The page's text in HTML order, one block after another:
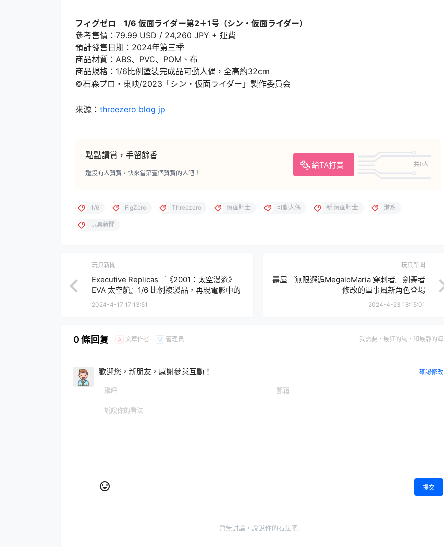
フィグゼロ 1/6 仮面ライダー第2＋1号（シン・仮面ライダー）
參考售價：79.99 USD / 24,260 JPY + 運費
預計發售日期：2024年第三季
商品材質：ABS、PVC、POM、布
商品規格：1/6比例塗裝完成品可動人偶，全高約32cm
©石森プロ・東映/2023「シン・仮面ライダー」製作委員会
來源： threezero blog jp
點點讚賞，手留餘香
給TA打賞 共0人
還沒有人贊賞，快來當第壹個贊賞的人吧！
1/6 FigZero Threezero 假面騎士 可動人偶 新.假面騎士 港系
玩具新聞
玩具新聞
Executive Replicas『《2001：太空漫遊》
EVA 太空艙』1/6 比例複製品，再現電影中的
穿越星際的太空艙！
2024-4-17 17:13:51
玩具新聞
壽屋『無限邂逅MegaloMaria 穿刺者』劍舞者
修改的軍事風新角色登場
2024-4-23 18:15:01
0 條回复 A 文章作者 M 管理员 我需要，最狂的風，和最靜的海
歡迎您，新朋友，感謝參與互動！ 確認修改
提交
暫無討論，說說你的看法吧